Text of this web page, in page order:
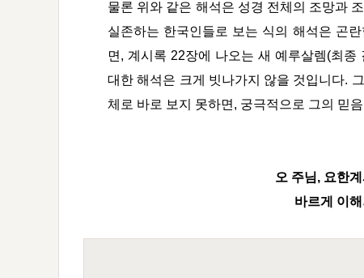
물론 위와 같은 해석은 성경 전체의 조망과
실존하는 한국인들로 보는 식의 해석은 곤
면, 계시록 22장에 나오는 새 예루살렘(최
대한 해석은 크게 빗나가지 않을 것입니다.
체로 바로 보지 못하면, 궁극적으로 그의 믿
오 주님, 요한
바르게 이